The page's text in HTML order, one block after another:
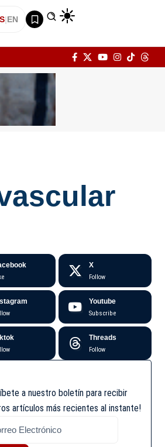
|EN
X
Follow
Youtube
Subscribe
Threads
Follow
a nuestro boletín para recibir
artículos más recientes al instante!